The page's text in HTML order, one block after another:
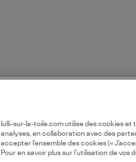
lulli-sur-la-toile.com utilise des cookies
analyses, en collaboration avec des
accepter l’ensemble des cookies («
Pour en savoir plus sur l’utilisation de vos